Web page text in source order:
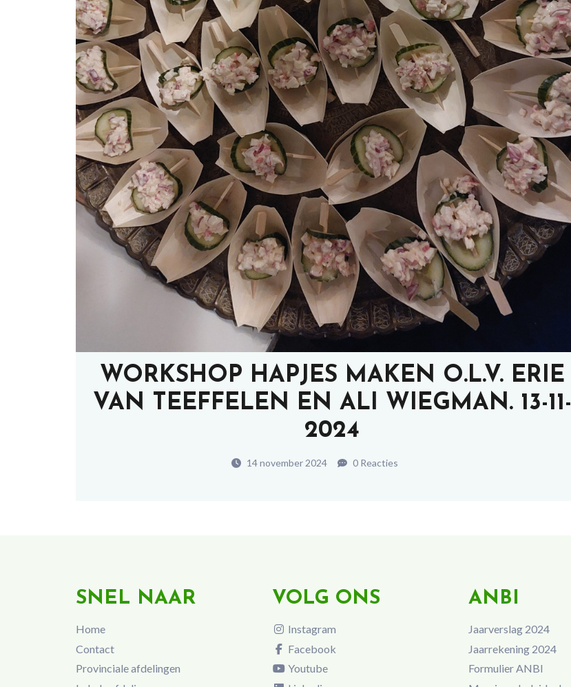
WORKSHOP HAPJES MAKEN O.L.V. ERIE
VAN TEEFFELEN EN ALI WIEGMAN. 13-11-
2024
14 november 2024 0 Reacties
SNEL NAAR
Home
Contact
Provinciale afdelingen
VOLG ONS
Instagram
Facebook
Youtube
ANBI
Jaarverslag 2024
Jaarrekening 2024
Formulier ANBI